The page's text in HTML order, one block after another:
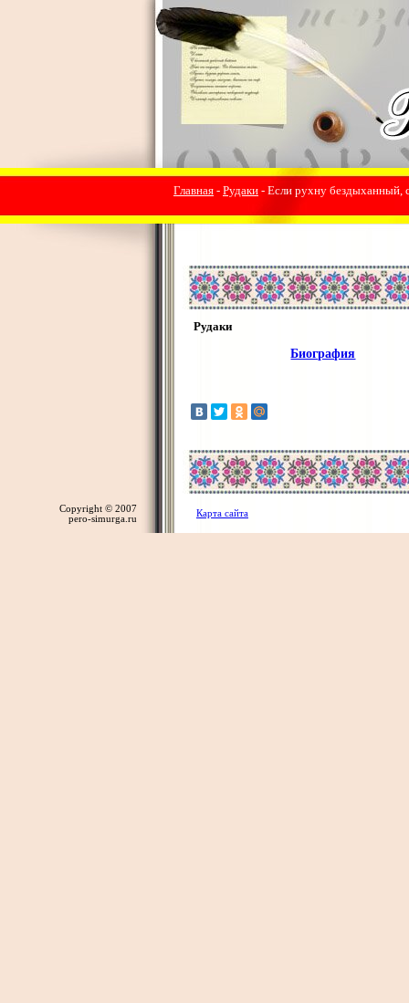
Главная - Рудаки - Если рухну бездыханный,
Рудаки
Биография
Copyright © 2007
pero-simurga.ru
Карта сайта